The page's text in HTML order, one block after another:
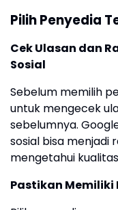
Pilih Penyedia
Cek Ulasan dan
Sosial
Sebelum memilih
untuk mengecek
sebelumnya.
sosial bisa menjadi
mengetahui
Pastikan Memiliki